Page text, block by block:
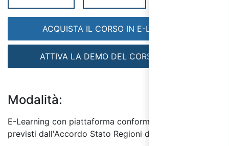
ACQUISTA IL CORSO IN E-LEARNING
ATTIVA LA DEMO DEL CORSO GRATIS
Modalità:
E-Learning con piattaforma conforme ai requisiti
previsti dall'Accordo Stato Regioni del 17/4/2025.